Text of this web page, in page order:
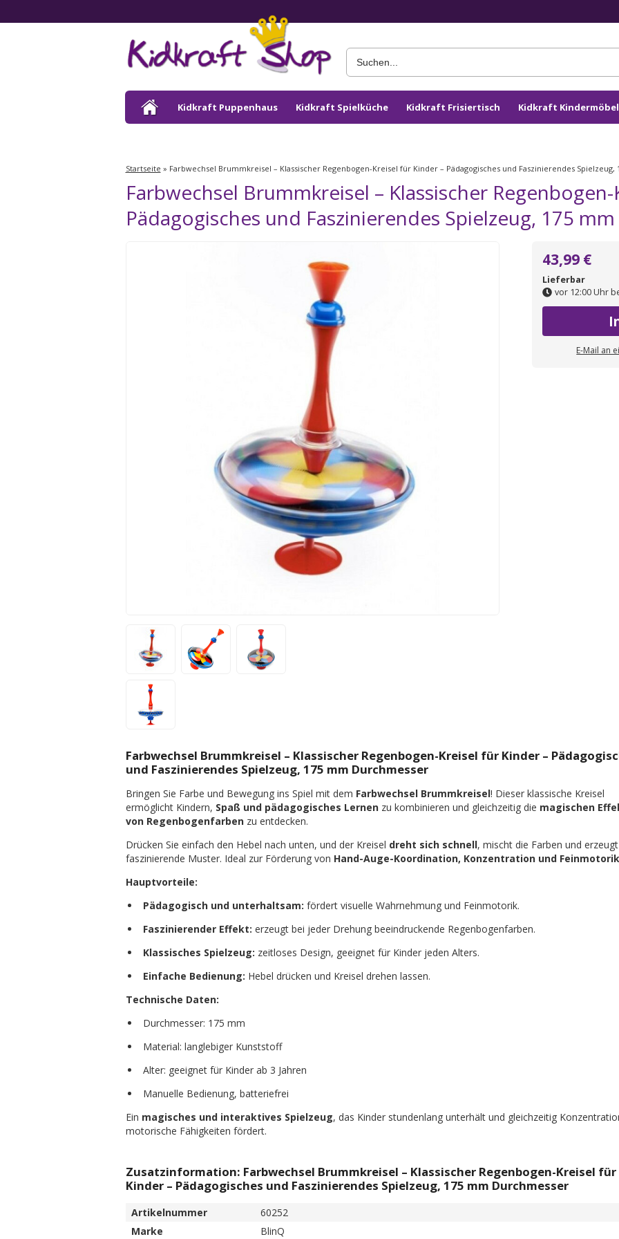
Kidkraft Puppenhaus Kidkraft Spielküche Kidkraft Frisiertisch Kidkraft Kindermöbel
Startseite » Farbwechsel Brummkreisel – Klassischer Regenbogen-Kreisel für Kinder – Pädagogisches und Faszinierendes
Farbwechsel Brummkreisel – Klassischer
Pädagogisches und Faszinierendes Spielzeug, 175
43,99 €
Lieferbar
vor 12:00 Uhr
E-Mail an
Farbwechsel Brummkreisel – Klassischer Regenbogen-Kreisel für Kinder –
und Faszinierendes Spielzeug, 175 mm Durchmesser
Bringen Sie Farbe und Bewegung ins Spiel mit dem Farbwechsel Brummkreisel! Dieser klassische Kreisel
ermöglicht Kindern, Spaß und pädagogisches Lernenzu kombinieren und gleichzeitig die magischen
von Regenbogenfarbenzu entdecken.
Drücken Sie einfach den Hebel nach unten, und der Kreisel dreht sich schnell, mischt die Farben und erzeugt
faszinierende Muster. Ideal zur Förderung von Hand-Auge-Koordination, Konzentration und Feinmotorik
Hauptvorteile:
Pädagogisch und unterhaltsam: fördert visuelle Wahrnehmung und Feinmotorik.
Faszinierender Effekt: erzeugt bei jeder Drehung beeindruckende Regenbogenfarben.
Klassisches Spielzeug: zeitloses Design, geeignet für Kinder jeden Alters.
Einfache Bedienung: Hebel drücken und Kreisel drehen lassen.
Technische Daten:
Durchmesser: 175 mm
Material: langlebiger Kunststoff
Alter: geeignet für Kinder ab 3 Jahren
Manuelle Bedienung, batteriefrei
Ein magisches und interaktives Spielzeug, das Kinder stundenlang unterhält und gleichzeitig
motorische Fähigkeiten fördert.
Zusatzinformation: Farbwechsel Brummkreisel – Klassischer Regenbogen-Kreisel für
Kinder – Pädagogisches und Faszinierendes Spielzeug, 175 mm Durchmesser
Artikelnummer
60252
Marke
BlinQ